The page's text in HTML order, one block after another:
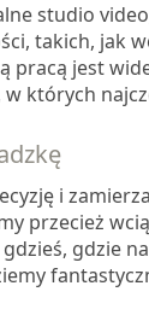
studio
takich, jak
pracą jest
których
i
przecież
gdzie